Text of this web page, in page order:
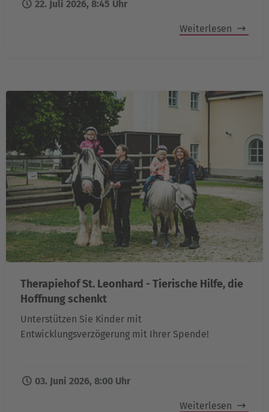
22. Juli 2026, 8:45 Uhr
Weiterlesen
Therapiehof St. Leonhard - Tierische Hilfe, die
Hoffnung schenkt
Unterstützen Sie Kinder mit
Entwicklungsverzögerung mit Ihrer Spende!
03. Juni 2026, 8:00 Uhr
Weiterlesen